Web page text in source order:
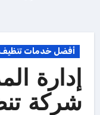
أفضل خدمات
إدارة
شركة